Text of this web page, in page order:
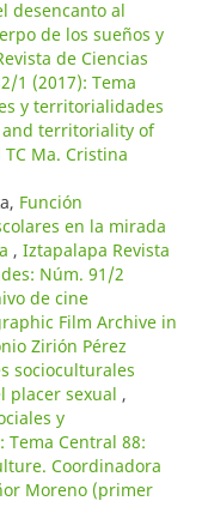
desencanto al
de los sueños y
de Ciencias
1 (2017): Tema
y territorialidades
territoriality of
Ma. Cristina
Función
en la mirada
, Iztapalapa Revista
Núm. 91/2
de cine
Film Archive in
Zirión Pérez
socioculturales
placer sexual ,
y
Tema Central 88:
Coordinadora
Moreno (primer